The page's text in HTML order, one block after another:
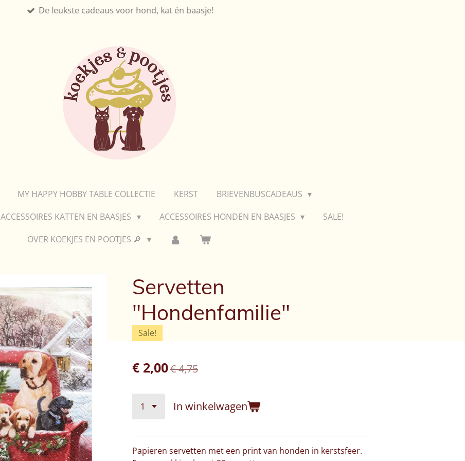
De leukste cadeaus voor hond, kat én baasje!
MY HAPPY HOBBY TABLE COLLECTIE KERST
BRIEVENBUSCADEAUS
ACCESSOIRES KATTEN EN BAASJES ACCESSOIRES HONDEN EN BAASJES
SALE!
OVER KOEKJES EN POOTJES 🔎
Servetten
"Hondenfamilie"
Sale!
€ 2,00€ 4,75
In winkelwagen
Papieren servetten met een print van honden in kerstsfeer.